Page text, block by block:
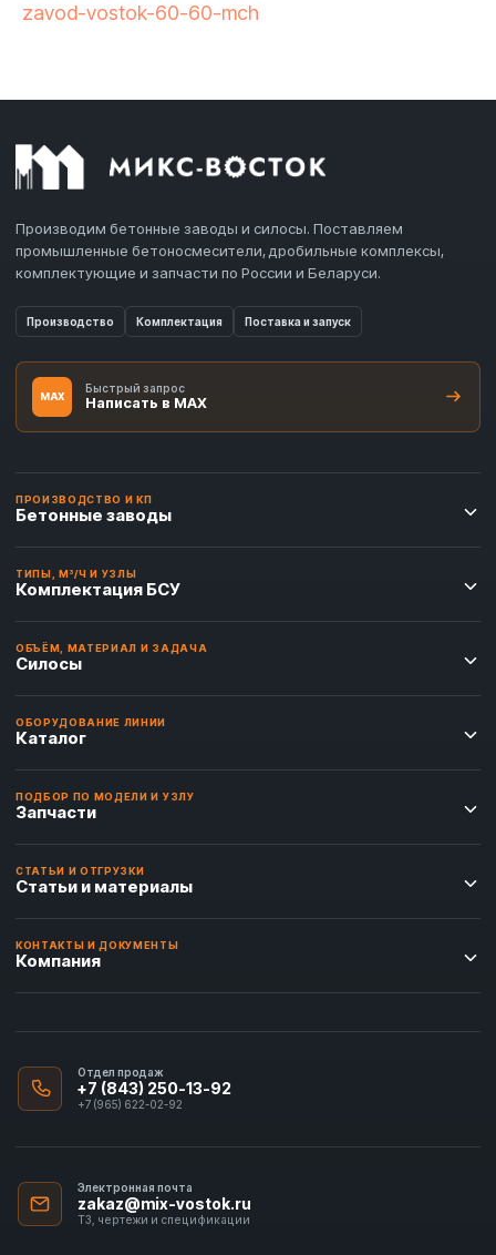
zavod-vostok-60-60-mch
Производим бетонные заводы и силосы. Поставляем
промышленные бетоносмесители, дробильные комплексы,
комплектующие и запчасти по России и Беларуси.
Производство Комплектация Поставка и запуск
MAX
Быстрый запрос
Написать в MAX
ПРОИЗВОДСТВО И КП
Бетонные заводы
ТИПЫ, М³/Ч И УЗЛЫ
Комплектация БСУ
ОБЪЁМ, МАТЕРИАЛ И ЗАДАЧА
Силосы
ОБОРУДОВАНИЕ ЛИНИИ
Каталог
ПОДБОР ПО МОДЕЛИ И УЗЛУ
Запчасти
СТАТЬИ И ОТГРУЗКИ
Статьи и материалы
КОНТАКТЫ И ДОКУМЕНТЫ
Компания
Отдел продаж
+7 (843) 250-13-92
+7 (965) 622-02-92
Электронная почта
zakaz@mix-vostok.ru
ТЗ, чертежи и спецификации